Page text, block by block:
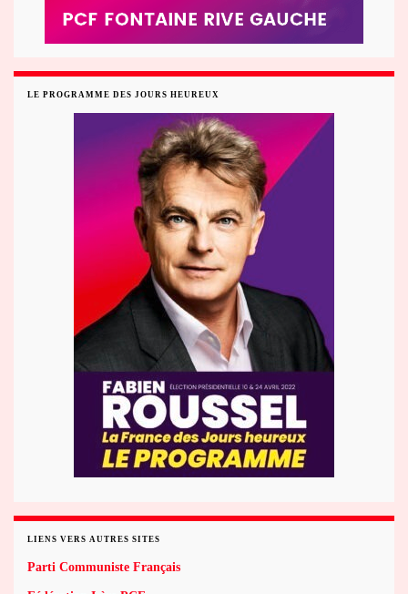
LE PROGRAMME DES JOURS HEUREUX
LIENS VERS AUTRES SITES
Parti Communiste Français